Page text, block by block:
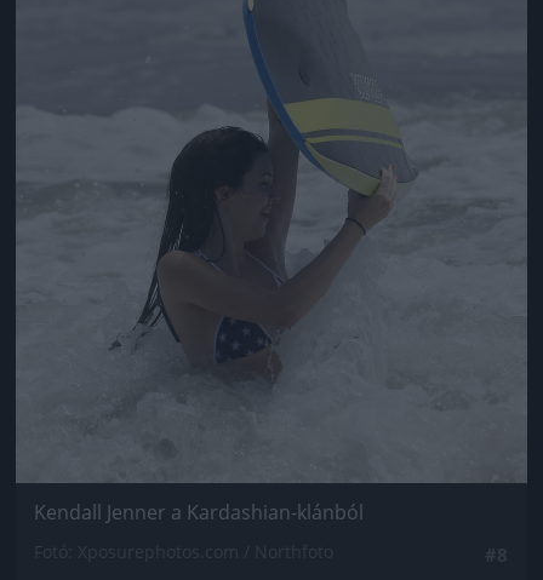
Kendall Jenner a Kardashian-klánból